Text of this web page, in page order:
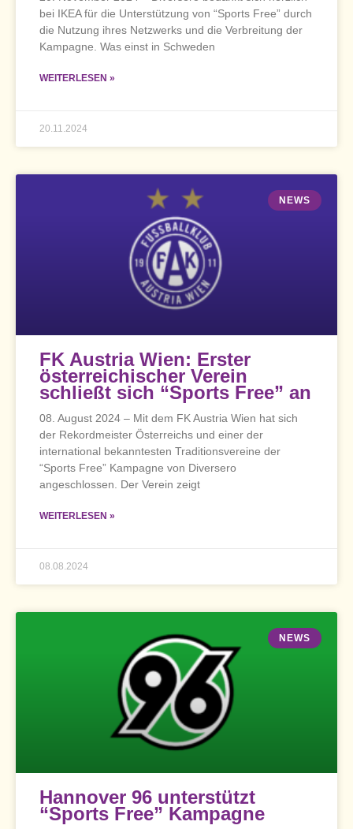
bei IKEA für die Unterstützung von “Sports Free” durch
die Nutzung ihres Netzwerks und die Verbreitung der
Kampagne. Was einst in Schweden
WEITERLESEN »
20.11.2024
NEWS
FK Austria Wien: Erster
österreichischer Verein
schließt sich “Sports Free” an
08. August 2024 – Mit dem FK Austria Wien hat sich
der Rekordmeister Österreichs und einer der
international bekanntesten Traditionsvereine der
“Sports Free” Kampagne von Diversero
angeschlossen. Der Verein zeigt
WEITERLESEN »
08.08.2024
NEWS
Hannover 96 unterstützt
“Sports Free” Kampagne